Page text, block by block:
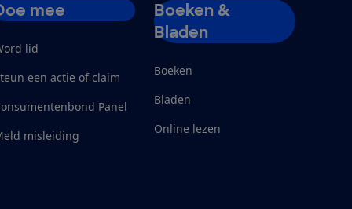
mee
lid
een actie of claim
Panel
misleiding
Boeken &
Bladen
Boeken
Bladen
Online lezen